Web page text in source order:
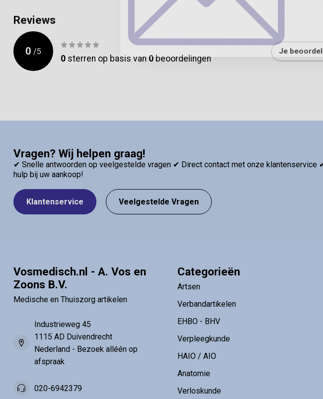
Reviews
0 /5
0 sterren op basis van 0 beoordelingen
Je
Vragen? Wij helpen graag!
✔ Snelle antwoorden op veelgestelde vragen ✔ Direct contact met onze klantenservice
hulp bij uw aankoop!
Klantenservice Veelgestelde Vragen
Vosmedisch.nl - A. Vos en
Zoons B.V.
Medische en Thuiszorg artikelen
Industrieweg 45
1115 AD Duivendrecht
Nederland - Bezoek alléén op
afspraak
020-6942379
Categorieën
Artsen
Verbandartikelen
EHBO - BHV
Verpleegkunde
HAIO / AIO
Anatomie
Verloskunde